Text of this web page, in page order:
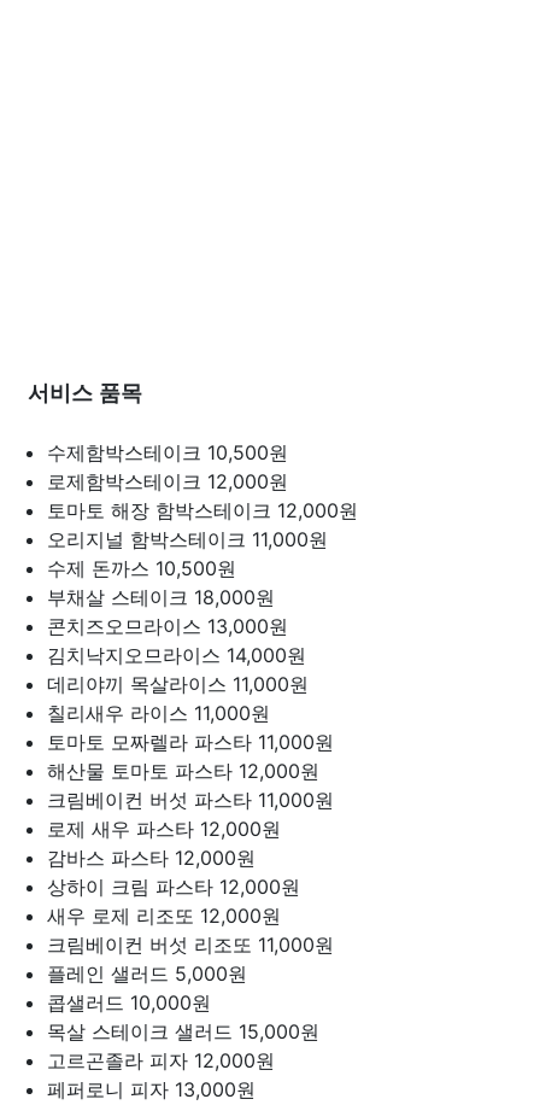
서비스 품목
수제함박스테이크 10,500원
로제함박스테이크 12,000원
토마토 해장 함박스테이크 12,000원
오리지널 함박스테이크 11,000원
수제 돈까스 10,500원
부채살 스테이크 18,000원
콘치즈오므라이스 13,000원
김치낙지오므라이스 14,000원
데리야끼 목살라이스 11,000원
칠리새우 라이스 11,000원
토마토 모짜렐라 파스타 11,000원
해산물 토마토 파스타 12,000원
크림베이컨 버섯 파스타 11,000원
로제 새우 파스타 12,000원
감바스 파스타 12,000원
상하이 크림 파스타 12,000원
새우 로제 리조또 12,000원
크림베이컨 버섯 리조또 11,000원
플레인 샐러드 5,000원
콥샐러드 10,000원
목살 스테이크 샐러드 15,000원
고르곤졸라 피자 12,000원
페퍼로니 피자 13,000원